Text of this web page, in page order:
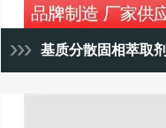
基质分散固相萃取剂